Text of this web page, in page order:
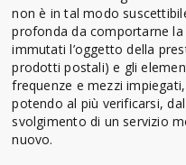
non è in tal modo
profonda da comportarne
immutati l’oggetto della
prodotti postali) e gli
frequenze e mezzi
potendo al più verificarsi,
svolgimento di un servizio
nuovo.